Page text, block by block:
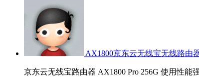
AX1800京东云无线宝无线路由
京东云无线宝路由器 AX1800 Pro 256G 使用性能